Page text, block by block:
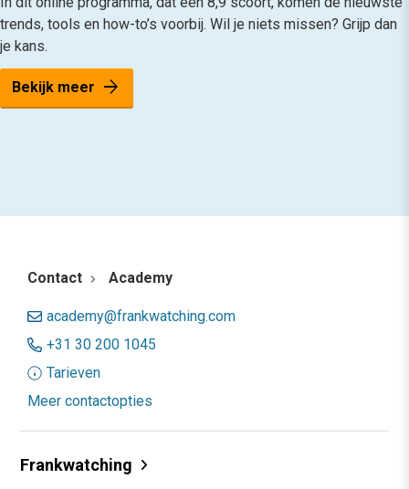
trends, tools en how-to’s voorbij. Wil je niets missen? Grijp dan
je kans.
Bekijk meer arrow_forward
Contact Academy
academy@frankwatching.com
+31 30 200 1045
Tarieven
Meer contactopties
Frankwatching